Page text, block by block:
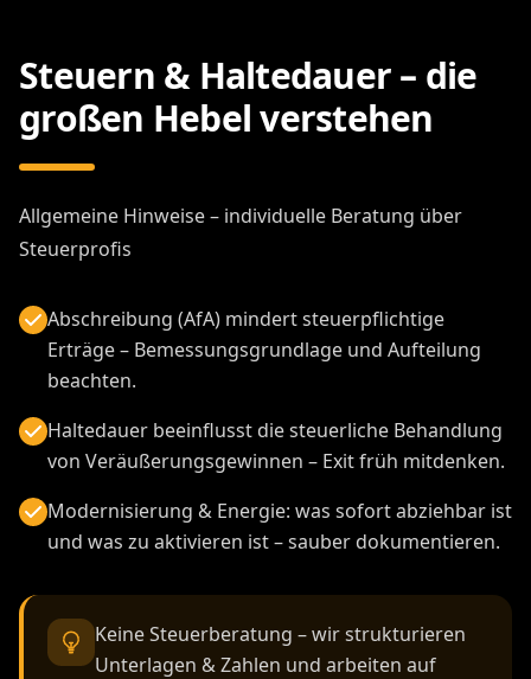
Steuern & Haltedauer – die
großen Hebel verstehen
Allgemeine Hinweise – individuelle Beratung über
Steuerprofis
Abschreibung (AfA) mindert steuerpflichtige
Erträge – Bemessungsgrundlage und Aufteilung
beachten.
Haltedauer beeinflusst die steuerliche Behandlung
von Veräußerungsgewinnen – Exit früh mitdenken.
Modernisierung & Energie: was sofort abziehbar ist
und was zu aktivieren ist – sauber dokumentieren.
Keine Steuerberatung – wir strukturieren
Unterlagen & Zahlen und arbeiten auf